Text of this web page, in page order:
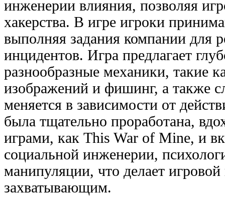
инженерии влияния, позволяя
хакерства. В игре игроки
выполняя задания компании для
инцидентов. Игра предлагает
разнообразные механики, такие
изображений и фишинг, а также
меняется в зависимости от
была тщательно проработана,
играми, как This War of Mine, и
социальной инженерии,
манипуляции, что делает
захватывающим.